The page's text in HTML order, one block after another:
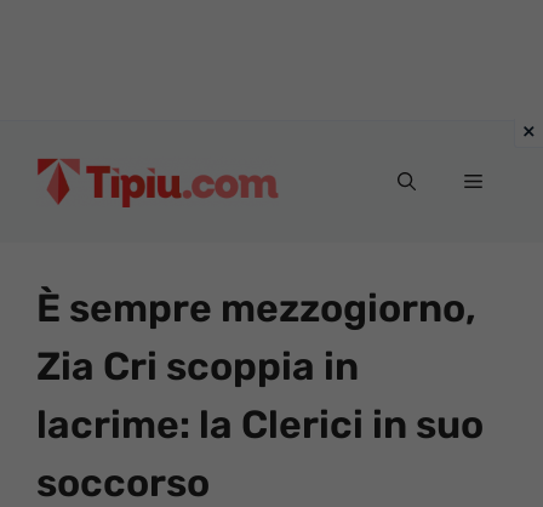
Menu
È sempre mezzogiorno,
Zia Cri scoppia in
lacrime: la Clerici in suo
soccorso